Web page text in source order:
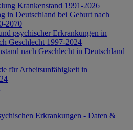
Krankenstand 1991-2026
in Deutschland bei Geburt nach
2070
psychischer Erkrankungen in
Geschlecht 1997-2024
nach Geschlecht in Deutschland
für Arbeitsunfähigkeit in
Erkrankungen - Daten &